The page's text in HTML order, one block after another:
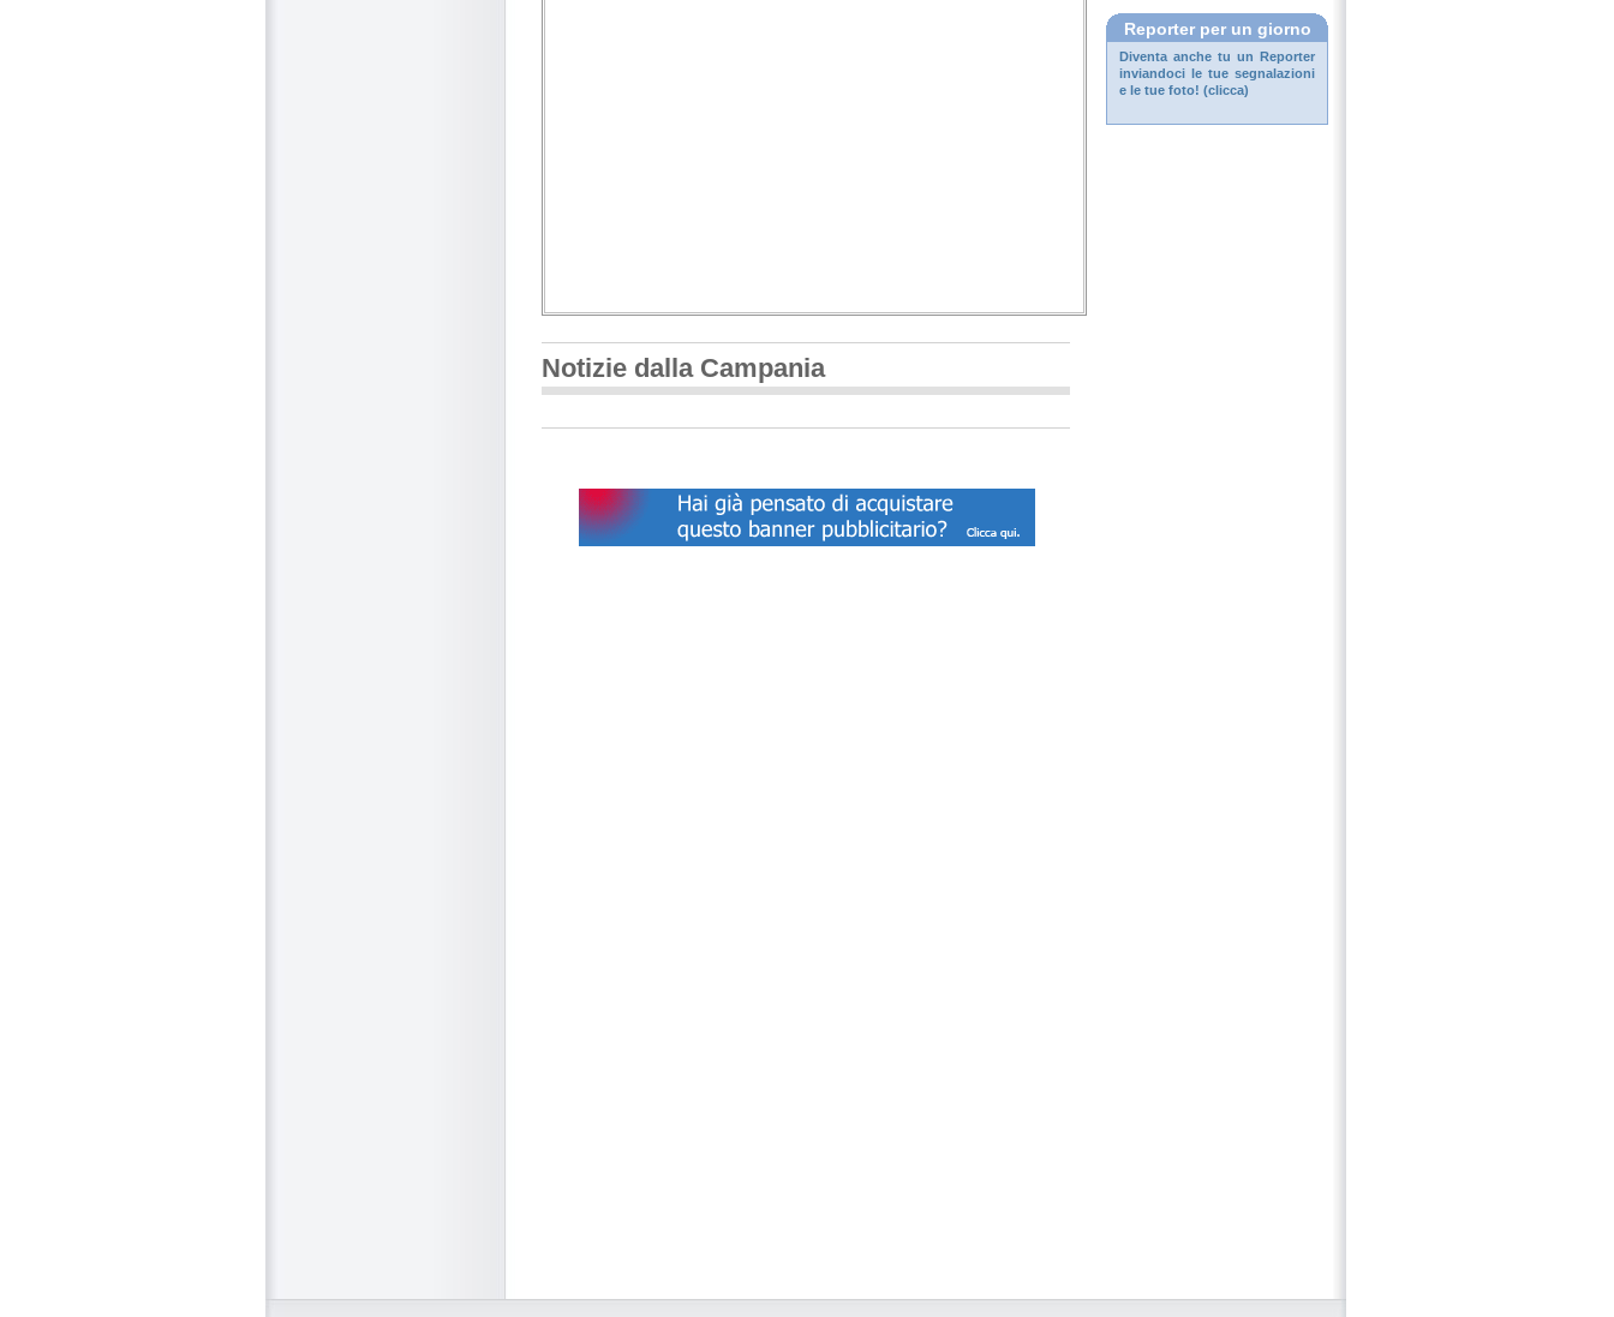
Notizie dalla Campania
Reporter per un giorno
Diventa anche tu un
Reporter
inviandoci le tue segnalazioni
e le tue foto! (clicca)